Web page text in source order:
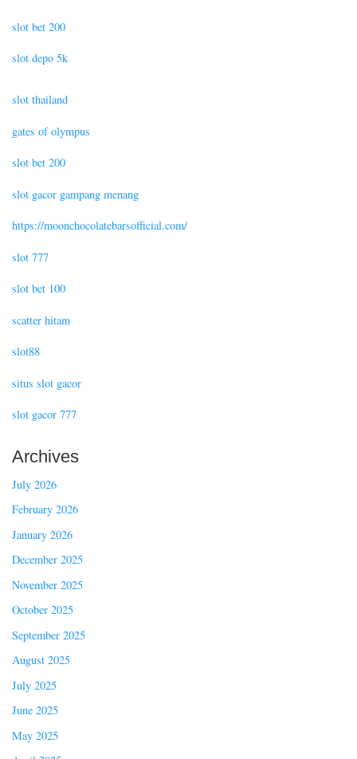
slot bet 200
slot depo 5k
slot thailand
gates of olympus
slot bet 200
slot gacor gampang menang
https://moonchocolatebarsofficial.com/
slot 777
slot bet 100
scatter hitam
slot88
situs slot gacor
slot gacor 777
Archives
July 2026
February 2026
January 2026
December 2025
November 2025
October 2025
September 2025
August 2025
July 2025
June 2025
May 2025